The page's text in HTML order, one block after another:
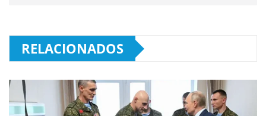
RELACIONADOS